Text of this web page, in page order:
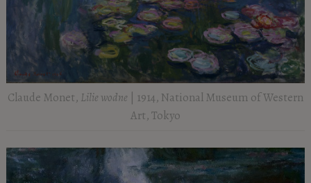
Claude Monet, Lilie wodne | 1914, National Museum of Western
Art, Tokyo